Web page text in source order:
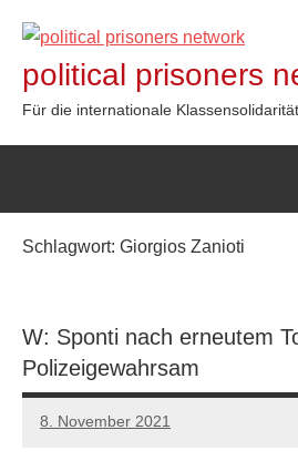
Inhalt
springen
political prisoners
Für die internationale Klassensolidarität
Schlagwort: Giorgios Zanioti
W: Sponti nach erneutem
Polizeigewahrsam
8. November 2021
network